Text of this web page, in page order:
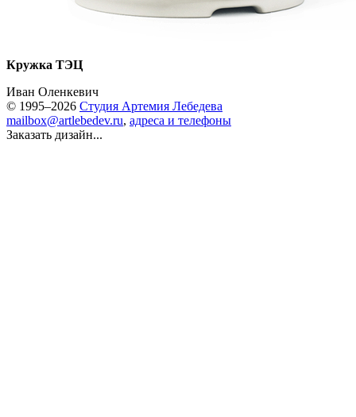
Кружка ТЭЦ
Иван Оленкевич
© 1995–2026 Студия Артемия Лебедева
mailbox@artlebedev.ru, адреса и телефоны
Заказать дизайн...